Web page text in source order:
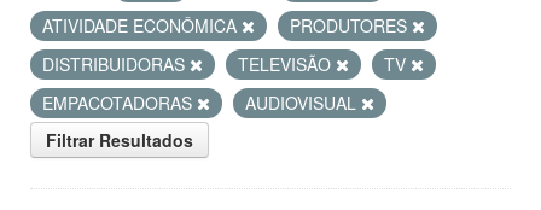
ATIVIDADE ECONÔMICA
PRODUTORES
DISTRIBUIDORAS
TELEVISÃO
TV
EMPACOTADORAS
AUDIOVISUAL
Filtrar Resultados